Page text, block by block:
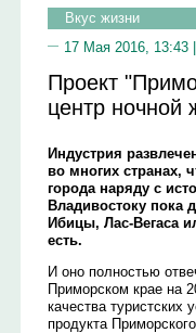
Вкус жизни
17 Мая 2016, 13:43 |
Проект
центр ночной
Индустрия
во многих странах,
города наряду с
Владивостоку пока
Ибицы, Лас-Вегаса
есть.
И оно полностью
Приморском крае на
качества туристских
продукта